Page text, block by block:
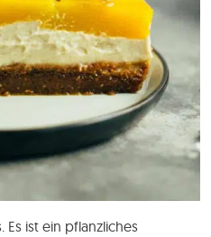
Es ist ein pflanzliches